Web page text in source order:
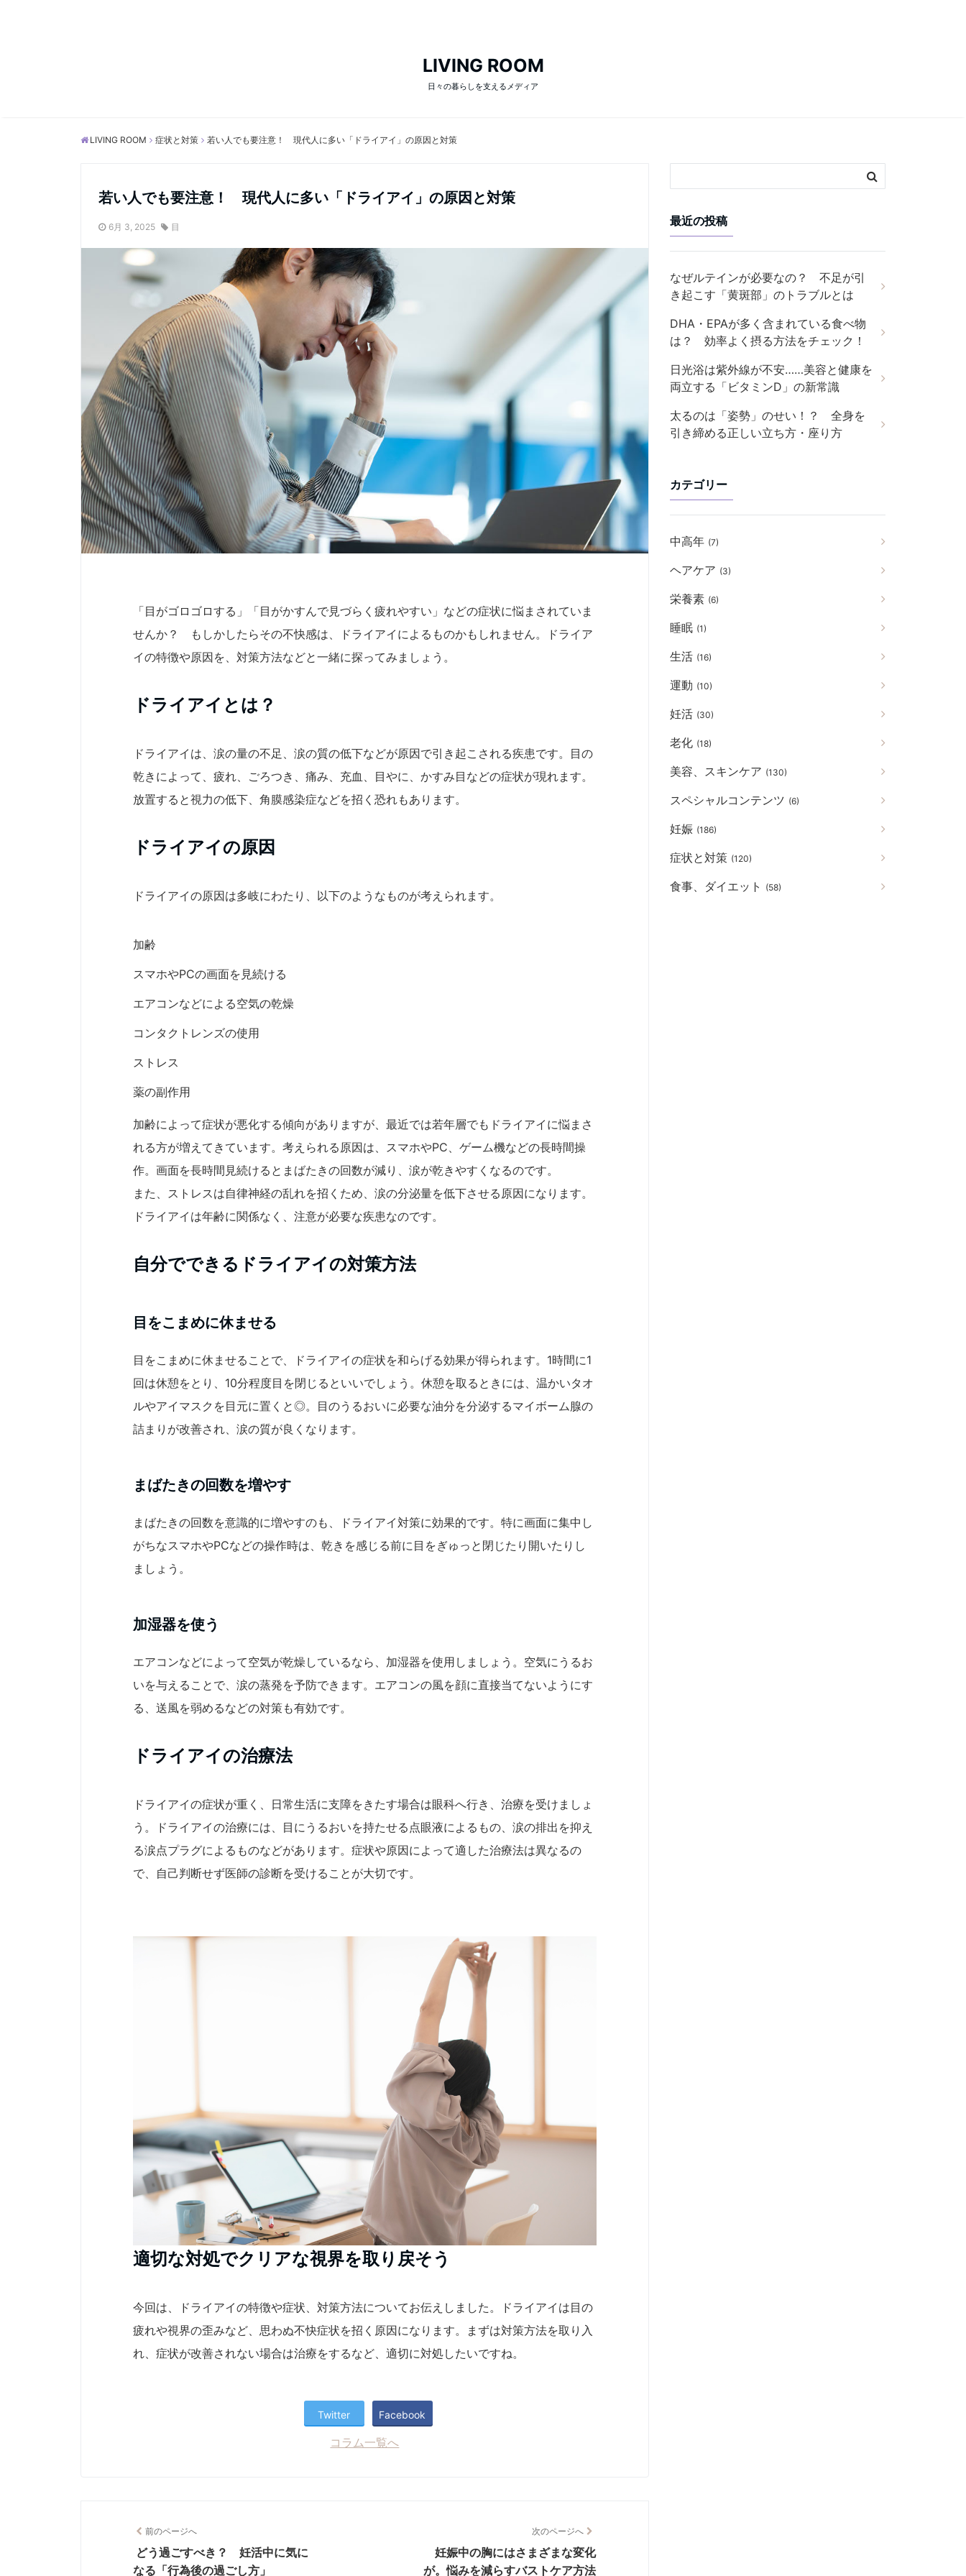
LIVING ROOM
日々の暮らしを支えるメディア
LIVING ROOM 症状と対策 若い人でも要注意！ 現代人に多い「ドライアイ」の原因と対策
若い人でも要注意！ 現代人に多い「ドライアイ」の原因と対策
6月 3, 2025 目
「目がゴロゴロする」「目がかすんで見づらく疲れやすい」などの症状に悩まされていま
せんか？ もしかしたらその不快感は、ドライアイによるものかもしれません。ドライア
イの特徴や原因を、対策方法などと一緒に探ってみましょう。
ドライアイとは？
ドライアイは、涙の量の不足、涙の質の低下などが原因で引き起こされる疾患です。目の
乾きによって、疲れ、ごろつき、痛み、充血、目やに、かすみ目などの症状が現れます。
放置すると視力の低下、角膜感染症などを招く恐れもあります。
ドライアイの原因
ドライアイの原因は多岐にわたり、以下のようなものが考えられます。
加齢
スマホやPCの画面を見続ける
エアコンなどによる空気の乾燥
コンタクトレンズの使用
ストレス
薬の副作用
加齢によって症状が悪化する傾向がありますが、最近では若年層でもドライアイに悩まさ
れる方が増えてきています。考えられる原因は、スマホやPC、ゲーム機などの長時間操
作。画面を長時間見続けるとまばたきの回数が減り、涙が乾きやすくなるのです。
また、ストレスは自律神経の乱れを招くため、涙の分泌量を低下させる原因になります。
ドライアイは年齢に関係なく、注意が必要な疾患なのです。
自分でできるドライアイの対策方法
目をこまめに休ませる
目をこまめに休ませることで、ドライアイの症状を和らげる効果が得られます。1時間に1
回は休憩をとり、10分程度目を閉じるといいでしょう。休憩を取るときには、温かいタオ
ルやアイマスクを目元に置くと◎。目のうるおいに必要な油分を分泌するマイボーム腺の
詰まりが改善され、涙の質が良くなります。
まばたきの回数を増やす
まばたきの回数を意識的に増やすのも、ドライアイ対策に効果的です。特に画面に集中し
がちなスマホやPCなどの操作時は、乾きを感じる前に目をぎゅっと閉じたり開いたりし
ましょう。
加湿器を使う
エアコンなどによって空気が乾燥しているなら、加湿器を使用しましょう。空気にうるお
いを与えることで、涙の蒸発を予防できます。エアコンの風を顔に直接当てないようにす
る、送風を弱めるなどの対策も有効です。
ドライアイの治療法
ドライアイの症状が重く、日常生活に支障をきたす場合は眼科へ行き、治療を受けましょ
う。ドライアイの治療には、目にうるおいを持たせる点眼液によるもの、涙の排出を抑え
る涙点プラグによるものなどがあります。症状や原因によって適した治療法は異なるの
で、自己判断せず医師の診断を受けることが大切です。
適切な対処でクリアな視界を取り戻そう
今回は、ドライアイの特徴や症状、対策方法についてお伝えしました。ドライアイは目の
疲れや視界の歪みなど、思わぬ不快症状を招く原因になります。まずは対策方法を取り入
れ、症状が改善されない場合は治療をするなど、適切に対処したいですね。
Twitter Facebook
コラム一覧へ
前のページへ
どう過ごすべき？ 妊活中に気に
なる「行為後の過ごし方」
次のページへ
妊娠中の胸にはさまざまな変化
が。悩みを減らすバストケア方法
最近の投稿
なぜルテインが必要なの？ 不足が引
き起こす「黄斑部」のトラブルとは
DHA・EPAが多く含まれている食べ物
は？ 効率よく摂る方法をチェック！
日光浴は紫外線が不安……美容と健康を
両立する「ビタミンD」の新常識
太るのは「姿勢」のせい！？ 全身を
引き締める正しい立ち方・座り方
カテゴリー
中高年 (7)
ヘアケア (3)
栄養素 (6)
睡眠 (1)
生活 (16)
運動 (10)
妊活 (30)
老化 (18)
美容、スキンケア (130)
スペシャルコンテンツ (6)
妊娠 (186)
症状と対策 (120)
食事、ダイエット (58)